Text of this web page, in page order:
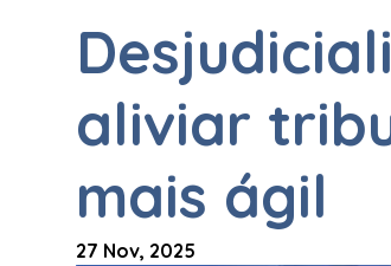
aliviar
mais ágil
27 Nov, 2025